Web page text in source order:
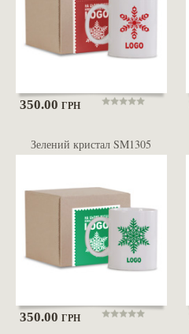
350.00 ГРН
Зелений кристал SM1305
350.00 ГРН